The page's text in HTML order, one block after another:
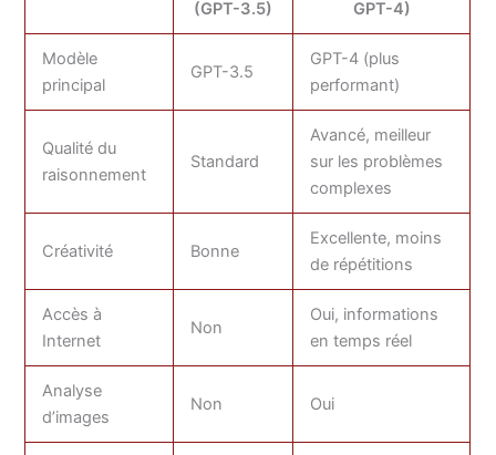
(GPT-3.5)
GPT-4)
Modèle
principal
GPT-3.5
GPT-4 (plus
performant)
Qualité du
raisonnement
Standard
Avancé, meilleur
sur les problèmes
complexes
Créativité Bonne
Excellente, moins
de répétitions
Accès à
Internet
Non
Oui, informations
en temps réel
Analyse
d’images
Non Oui